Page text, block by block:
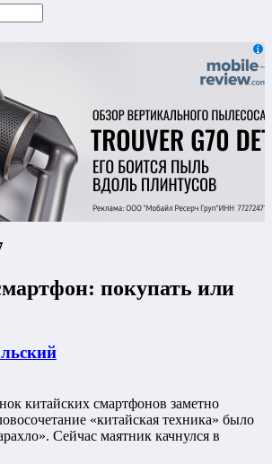
покупать или
китайских смартфонов заметно
«китайская техника» было
Сейчас маятник качнулся в